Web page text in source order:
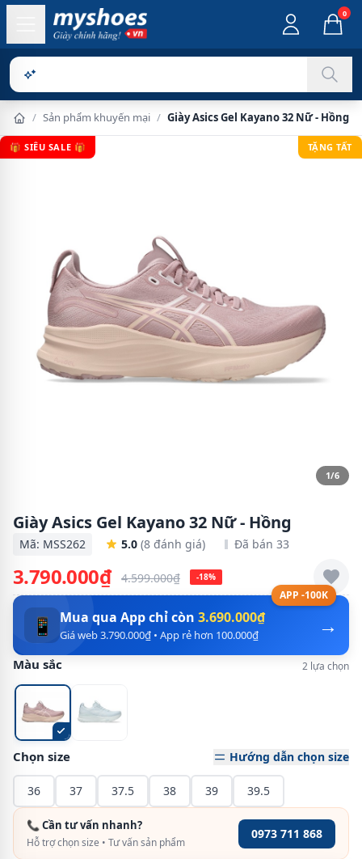
0
Sản phẩm c
/ Sản phẩm khuyến mại / Giày Asics Gel Kayano 32 Nữ - Hồng
🎁 SIÊU SALE 🎁 TẶNG TẤT
1/6
Giày Asics Gel Kayano 32 Nữ - Hồng
Mã: MSS262 5.0 (8 đánh giá) Đã bán 33
3.790.000₫ 4.599.000₫ -18%
APP -100K
→
📱 Mua qua App chỉ còn 3.690.000₫
Giá web 3.790.000₫ • App rẻ hơn 100.000₫
Màu sắc 2 lựa chọn
Chọn size Hướng dẫn chọn size
36 37 37.5 38 39 39.5
📞 Cần tư vấn nhanh?
Hỗ trợ chọn size • Tư vấn sản phẩm
0973 711 868